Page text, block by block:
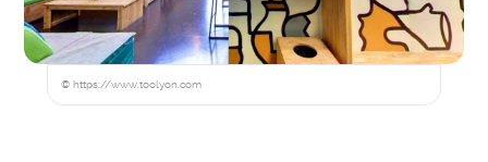
© https://www.toolyon.com